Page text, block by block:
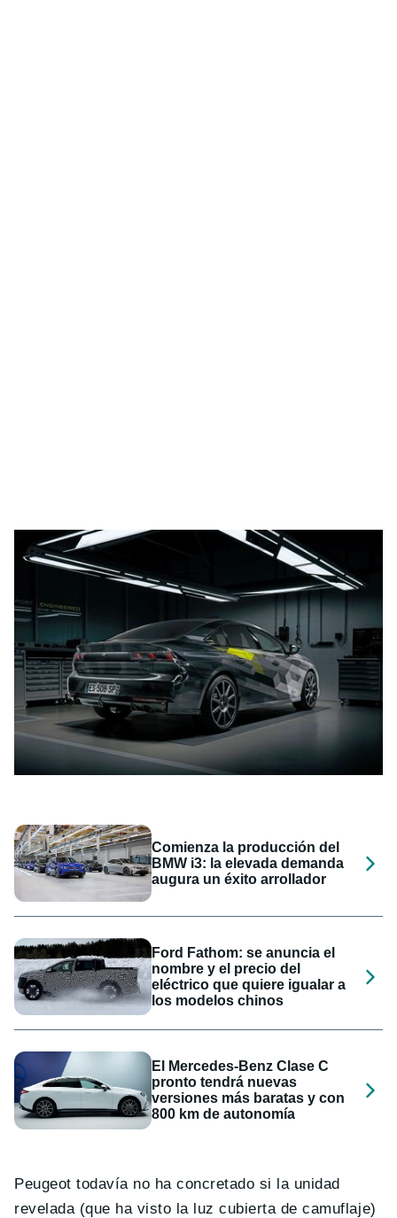
Comienza la producción del
BMW i3: la elevada demanda
augura un éxito arrollador
Ford Fathom: se anuncia el
nombre y el precio del
eléctrico que quiere igualar a
los modelos chinos
El Mercedes-Benz Clase C
pronto tendrá nuevas
versiones más baratas y con
800 km de autonomía
Peugeot todavía no ha concretado si la unidad
revelada (que ha visto la luz cubierta de camuflaje)